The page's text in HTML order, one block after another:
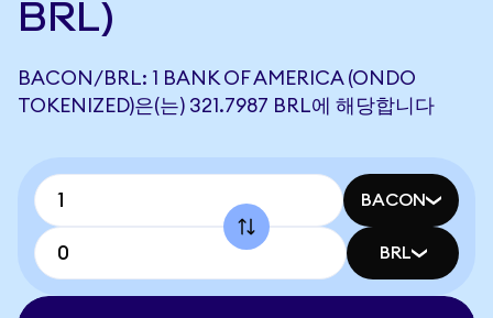
BRL)
BACON/BRL: 1 BANK OF AMERICA (ONDO
TOKENIZED)은(는) 321.7987 BRL에 해당합니다
BACON
BRL